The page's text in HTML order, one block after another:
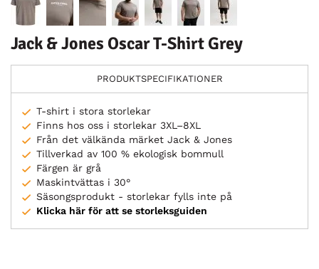
Jack & Jones Oscar T-Shirt Grey
PRODUKTSPECIFIKATIONER
T-shirt i stora storlekar
Finns hos oss i storlekar 3XL–8XL
Från det välkända märket Jack & Jones
Tillverkad av 100 % ekologisk bommull
Färgen är grå
Maskintvättas i 30°
Säsongsprodukt - storlekar fylls inte på
Klicka här för att se storleksguiden